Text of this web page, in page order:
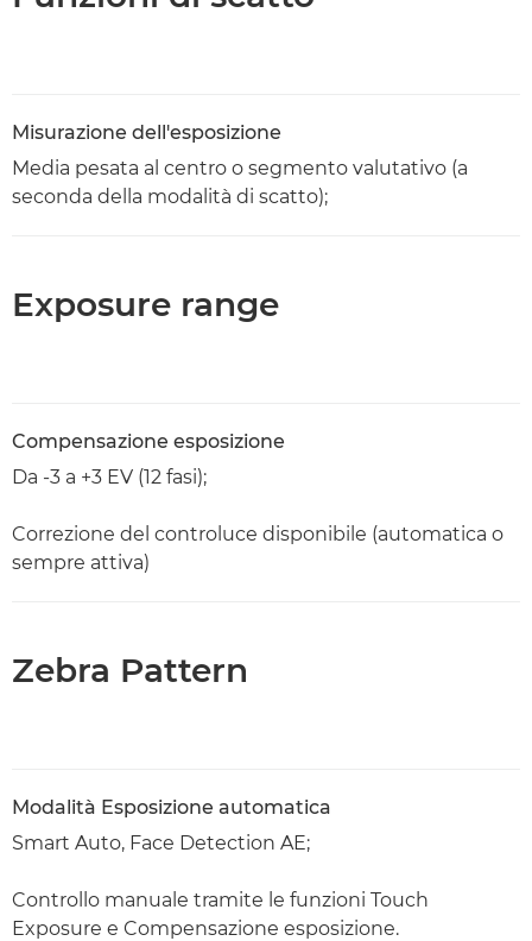
Misurazione dell'esposizione
Media pesata al centro o segmento valutativo (a
seconda della modalità di scatto);
Exposure range
Compensazione esposizione
Da -3 a +3 EV (12 fasi);
Correzione del controluce disponibile (automatica o
sempre attiva)
Zebra Pattern
Modalità Esposizione automatica
Smart Auto, Face Detection AE;
Controllo manuale tramite le funzioni Touch
Exposure e Compensazione esposizione.